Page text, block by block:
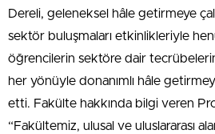
Dereli, geleneksel hâle getirmeye
sektör buluşmaları etkinlikleriyle
öğrencilerin sektöre dair
her yönüyle donanımlı hâle
etti. Fakülte hakkında bilgi veren
“Fakültemiz, ulusal ve uluslararası